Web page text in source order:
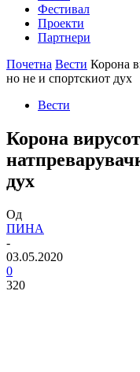
Фестивал
Проекти
Партнери
Почетна Вести Корона
но не и спортскиот дух
Вести
Корона
дух
Од
ПИНА
-
03.05.2020
0
320